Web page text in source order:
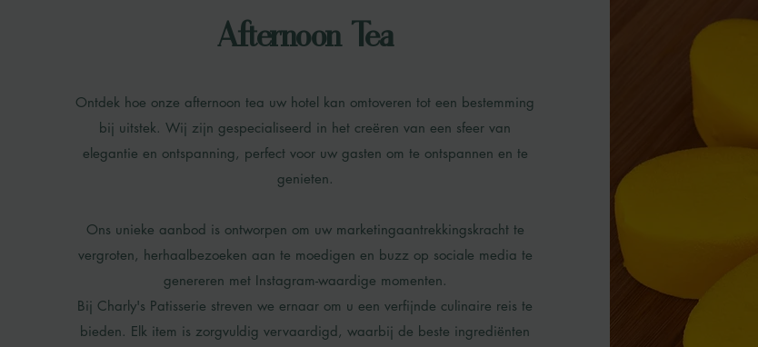
Afternoon Tea
Ontdek hoe onze afternoon tea uw hotel kan omtoveren tot een bestemming
bij uitstek. Wij zijn gespecialiseerd in het creëren van een sfeer van
elegantie en ontspanning, perfect voor uw gasten om te ontspannen en te
genieten.
Ons unieke aanbod is ontworpen om uw marketingaantrekkingskracht te
vergroten, herhaalbezoeken aan te moedigen en buzz op sociale media te
genereren met Instagram-waardige momenten.
Bij Charly's Patisserie streven we ernaar om u een verfijnde culinaire reis te
bieden. Elk item is zorgvuldig vervaardigd, waarbij de beste ingrediënten